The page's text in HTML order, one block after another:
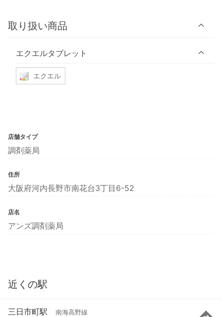
取り扱い商品
エクエルタブレット
エクエル
店舗タイプ
調剤薬局
住所
大阪府河内長野市南花台3丁目6-52
店名
アンズ調剤薬局
近くの駅
三日市町駅 南海高野線